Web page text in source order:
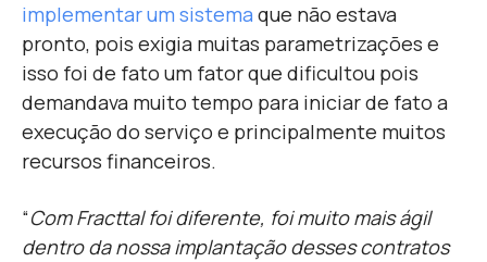
implementar um sistema que não estava
pronto, pois exigia muitas parametrizações e
isso foi de fato um fator que dificultou pois
demandava muito tempo para iniciar de fato a
execução do serviço e principalmente muitos
recursos financeiros.
“Com Fracttal foi diferente, foi muito mais ágil
dentro da nossa implantação desses contratos